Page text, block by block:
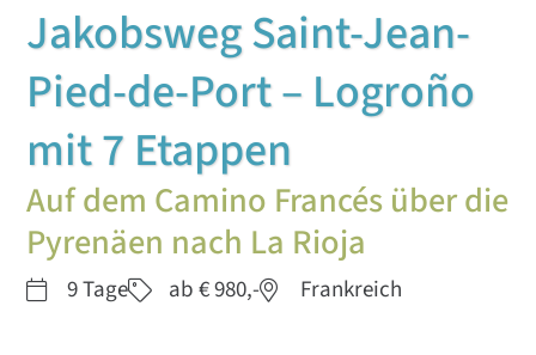
Jakobsweg Saint-Jean-
Pied-de-Port – Logroño
mit 7 Etappen
Auf dem Camino Francés über die
Pyrenäen nach La Rioja
9 Tage ab € 980,- Frankreich